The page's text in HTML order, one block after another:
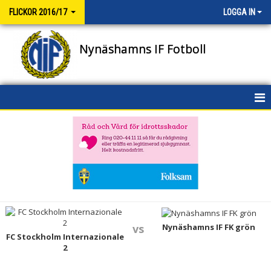
FLICKOR 2016/17 LOGGA IN
Nynäshamns IF Fotboll
FC Stockholm Internazionale
2
vs Nynäshamns IF FK grön